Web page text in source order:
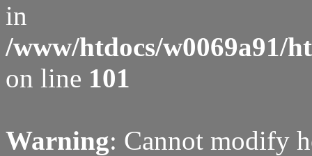
in
/www/htdocs/w0069a91/
on line 101
Warning: Cannot modify